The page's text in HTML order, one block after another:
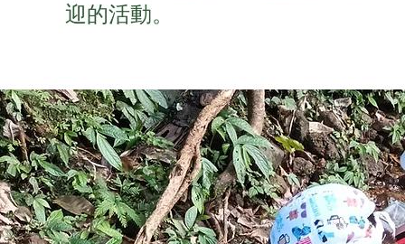
迎的活動。